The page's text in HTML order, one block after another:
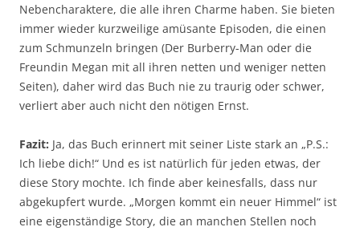
Nebencharaktere, die alle ihren Charme haben. Sie bieten
immer wieder kurzweilige amüsante Episoden, die einen
zum Schmunzeln bringen (Der Burberry-Man oder die
Freundin Megan mit all ihren netten und weniger netten
Seiten), daher wird das Buch nie zu traurig oder schwer,
verliert aber auch nicht den nötigen Ernst.
Fazit: Ja, das Buch erinnert mit seiner Liste stark an „P.S.:
Ich liebe dich!“ Und es ist natürlich für jeden etwas, der
diese Story mochte. Ich finde aber keinesfalls, dass nur
abgekupfert wurde. „Morgen kommt ein neuer Himmel“ ist
eine eigenständige Story, die an manchen Stellen noch